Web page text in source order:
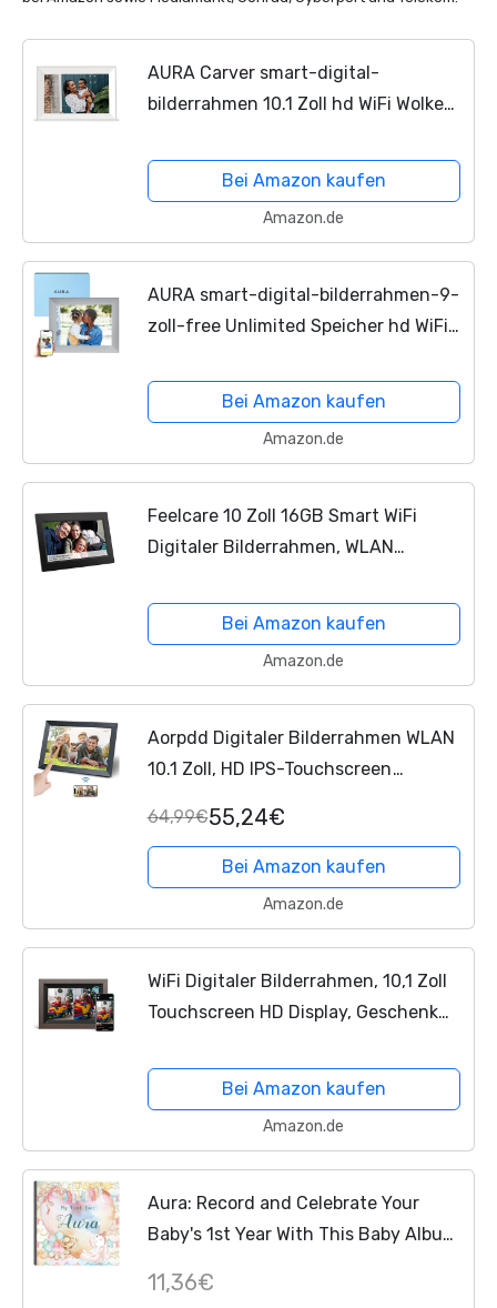
AURA Carver smart-digital-
bilderrahmen 10.1 Zoll hd WiFi Wolke
Speicher Easy Setup Fotos schicken
Holzkohle
Bei Amazon kaufen
Amazon.de
AURA smart-digital-bilderrahmen-9-
zoll-free Unlimited Speicher hd WiFi
Fotos zusammen spüren von
auswärts Quarz
Bei Amazon kaufen
Amazon.de
Feelcare 10 Zoll 16GB Smart WiFi
Digitaler Bilderrahmen, WLAN
Touchscreen, Wandmontage,
Automatisch Drehbares Hochformat
Bei Amazon kaufen
Amazon.de
Aorpdd Digitaler Bilderrahmen WLAN
10.1 Zoll, HD IPS-Touchscreen
GB Speicher, Automatische Drehung,
Teilen von Fotos oder...
64,99€55,24€
Bei Amazon kaufen
Amazon.de
WiFi Digitaler Bilderrahmen, 10,1 Zoll
Touchscreen HD Display, Geschenk
Eltern/Ehepaare/Freunde/Familie,
Unterstützt USB-und SD-Karte,...
Bei Amazon kaufen
Amazon.de
Aura: Record and Celebrate Your
Baby's 1st Year With This Baby Album
Journal
11,36€